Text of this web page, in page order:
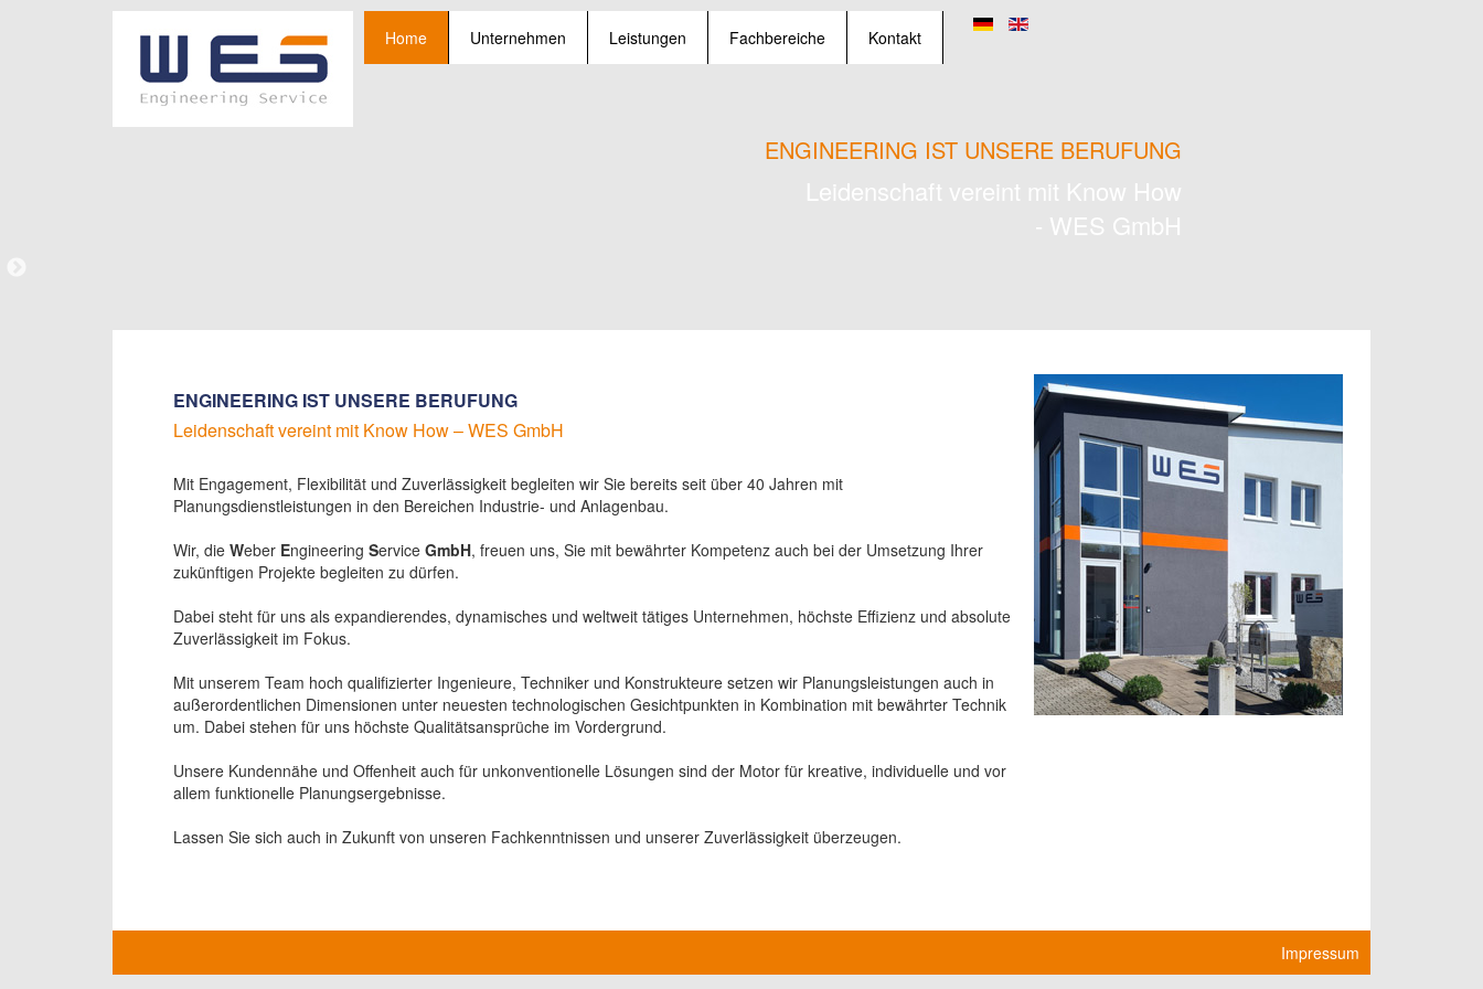
Home Unternehmen Leistungen Fachbereiche Kontakt
ENGINEERING IST UNSERE BERUFUNG
Leidenschaft vereint mit Know How
- WES GmbH
ENGINEERING IST UNSERE BERUFUNG
Leidenschaft vereint mit Know How – WES GmbH
Mit Engagement, Flexibilität und Zuverlässigkeit begleiten wir Sie bereits seit über 40 Jahren mit
Planungsdienstleistungen in den Bereichen Industrie- und Anlagenbau.
Wir, die Weber Engineering Service GmbH, freuen uns, Sie mit bewährter Kompetenz auch bei der Umsetzung Ihrer
zukünftigen Projekte begleiten zu dürfen.
Dabei steht für uns als expandierendes, dynamisches und weltweit tätiges Unternehmen, höchste Effizienz und absolute
Zuverlässigkeit im Fokus.
Mit unserem Team hoch qualifizierter Ingenieure, Techniker und Konstrukteure setzen wir Planungsleistungen auch in
außerordentlichen Dimensionen unter neuesten technologischen Gesichtpunkten in Kombination mit bewährter Technik
um. Dabei stehen für uns höchste Qualitätsansprüche im Vordergrund.
Unsere Kundennähe und Offenheit auch für unkonventionelle Lösungen sind der Motor für kreative, individuelle und vor
allem funktionelle Planungsergebnisse.
Lassen Sie sich auch in Zukunft von unseren Fachkenntnissen und unserer Zuverlässigkeit überzeugen.
Impressum